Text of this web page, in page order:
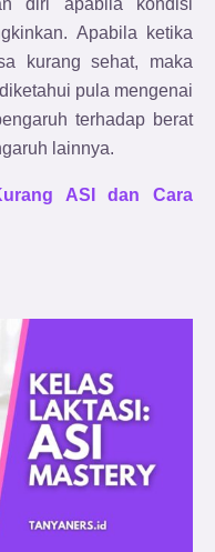
Apabila ketika
kurang sehat, maka
pula mengenai
terhadap berat
lainnya.
ASI dan Cara